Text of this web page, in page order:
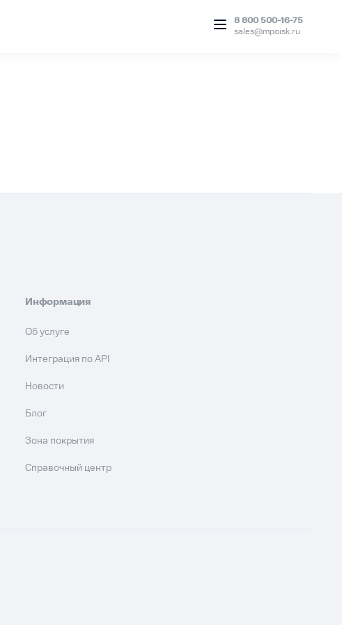
8 800 500-16-75
sales@mpoisk.ru
Информация
Об услуге
Интеграция по API
Новости
Блог
Зона покрытия
Справочный центр